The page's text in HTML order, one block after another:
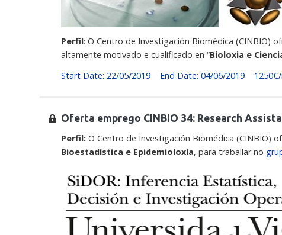
Perfil: O Centro de Investigación Biomédica (CINBIO)
altamente motivado e cualificado en “Bioloxia e
Start Date: 22/05/2019
End Date: 04/06/2019
Oferta emprego CINBIO 34: Research
Perfil: O Centro de Investigación Biomédica (CINBIO)
Bioestadística e Epidemioloxía, para traballar no g